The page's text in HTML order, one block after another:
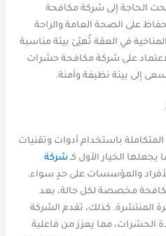
الحاجة إلى شركة مكافحة
على الصحة العامة والراحة
في العقة تُهيّئ بيئة مناسبة
على شركة مكافحة حشرات
إلى بيئة نظيفة وآمنة.
باستخدام أدوات وتقنيات
الخيار الأول كـشركة
والمؤسسات على حدٍ سواء.
مخصصة لكل حالة، بعد
المنتشرة. كذلك، تقدم الشركة
الحشرات، مما يعزز من فاعلية